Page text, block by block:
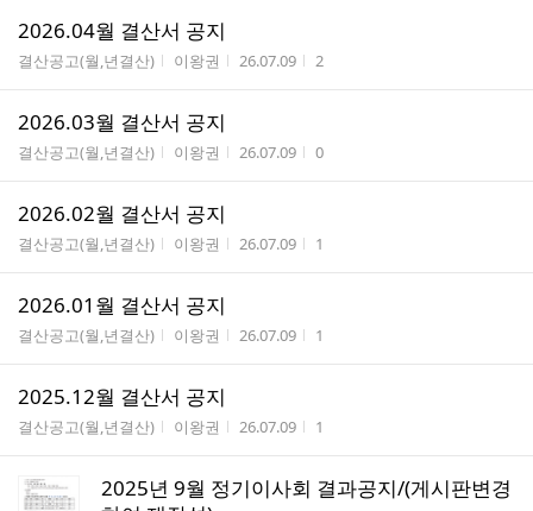
2026.04월 결산서 공지
게시판명
결산공고(월,년결산) 작성자
이왕권 작성시간
26.07.09 조회수
2
2026.03월 결산서 공지
게시판명
결산공고(월,년결산) 작성자
이왕권 작성시간
26.07.09 조회수
0
2026.02월 결산서 공지
게시판명
결산공고(월,년결산) 작성자
이왕권 작성시간
26.07.09 조회수
1
2026.01월 결산서 공지
게시판명
결산공고(월,년결산) 작성자
이왕권 작성시간
26.07.09 조회수
1
2025.12월 결산서 공지
게시판명
결산공고(월,년결산) 작성자
이왕권 작성시간
26.07.09 조회수
1
2025년 9월 정기이사회 결과공지/(게시판변경